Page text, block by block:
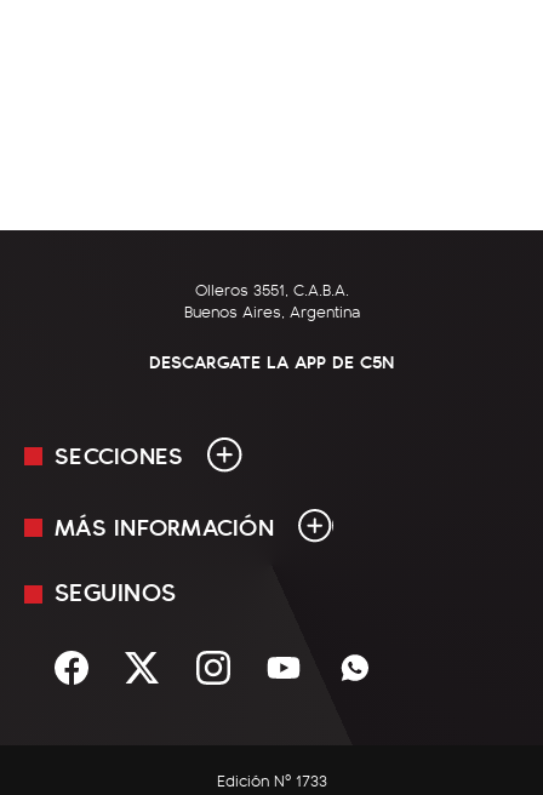
Olleros 3551, C.A.B.A.
Buenos Aires, Argentina
DESCARGATE LA APP DE C5N
SECCIONES
En Vivo
Sociedad
MÁS INFORMACIÓN
Mediakit
Términos y condiciones
SEGUINOS
Edición Nº 1733